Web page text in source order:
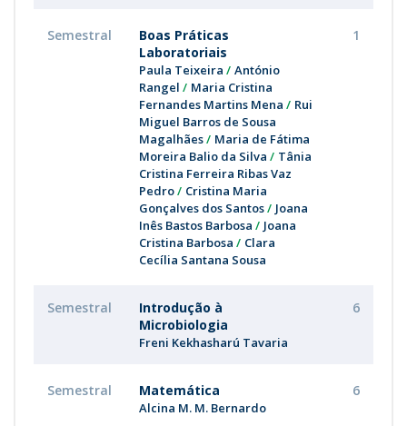
Semestral
Boas Práticas
Laboratoriais
Paula Teixeira
António
Rangel
Maria Cristina
Fernandes Martins Mena
Rui
Miguel Barros de Sousa
Magalhães
Maria de Fátima
Moreira Balio da Silva
Tânia
Cristina Ferreira Ribas Vaz
Pedro
Cristina Maria
Gonçalves dos Santos
Joana
Inês Bastos Barbosa
Joana
Cristina Barbosa
Clara
Cecília Santana Sousa
1
Semestral
Introdução à
Microbiologia
Freni Kekhasharú Tavaria
6
Semestral Matemática
Alcina M. M. Bernardo
6